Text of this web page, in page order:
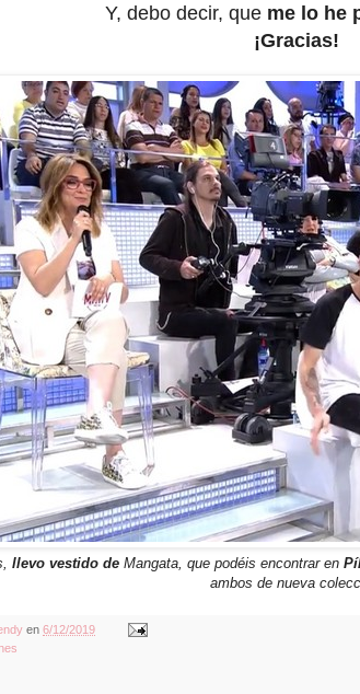
Y, debo decir, que me lo he
¡Gracias!
llevo vestido deMangata, que podéis encontrar en
ambos de nueva
en 6/12/2019